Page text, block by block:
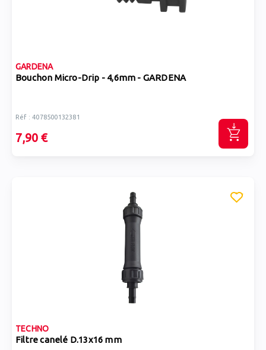
GARDENA
Bouchon Micro-Drip - 4,6mm - GARDENA
Réf : 4078500132381
7,90 €
TECHNO
Filtre canelé D.13x16 mm